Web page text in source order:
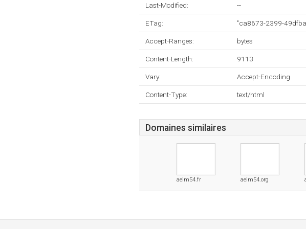
Last-Modified: --
ETag: "ca8673-2399-
Accept-Ranges: bytes
Content-Length: 9113
Vary: Accept-Encoding
Content-Type: text/html
Domaines similaires
aeim54.fr aeim54.org